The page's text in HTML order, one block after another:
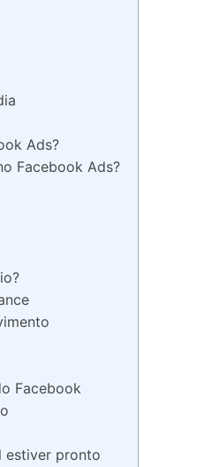
Ads?
Facebook Ads?
Facebook
estiver pronto